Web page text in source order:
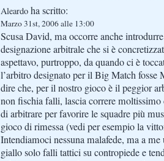
Aleardo ha scritto:
Marzo 31st, 2006 alle 13:00
Scusa David, ma occorre anche
designazione arbitrale che si è
aspettavo, purtroppo, da quando ci è
l’arbitro designato per il Big Match fosse
dire che, per il nostro gioco è il peggior
non fischia falli, lascia correre
di arbitrare per favorire le squadre più
gioco di rimessa (vedi per esempio la
Intendiamoci nessuna malafede, ma a
giallo solo falli tattici su contropiede e